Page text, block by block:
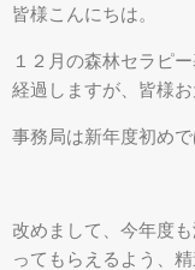
樽田の森
樽田の森の紹介
セラピーロードマッ
鳥・動物たち
皆様こんにちは。
１２月の森林セラピ
経過しますが、皆様
事務局は新年度初め
改めまして、今年度
ってもらえるよう、